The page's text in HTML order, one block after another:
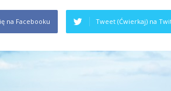
na Facebooku Tweet (Ćwierkaj) na